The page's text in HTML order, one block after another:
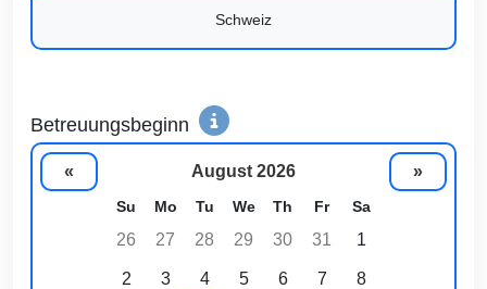
Schweiz
Betreuungsbeginn
« August 2026 »
Su Mo Tu We Th Fr Sa
26 27 28 29 30 31 1
2 3 4 5 6 7 8